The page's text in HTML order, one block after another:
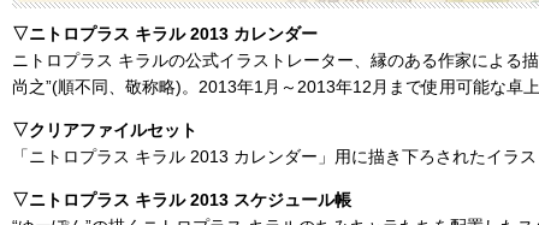
▽ニトロプラス キラル 2013 カレンダー
ニトロプラス キラルの公式イラストレーター、縁のある作家による
尚之”(順不同、敬称略)。2013年1月～2013年12月まで使用可能な卓
▽クリアファイルセット
「ニトロプラス キラル 2013 カレンダー」用に描き下ろされたイラ
▽ニトロプラス キラル 2013 スケジュール帳